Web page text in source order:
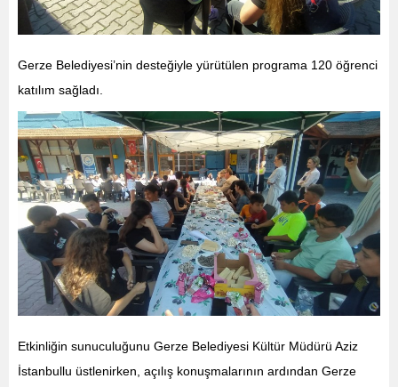
Gerze Belediyesi’nin desteğiyle yürütülen programa 120 öğrenci
katılım sağladı.
Etkinliğin sunuculuğunu Gerze Belediyesi Kültür Müdürü Aziz
İstanbullu üstlenirken, açılış konuşmalarının ardından Gerze